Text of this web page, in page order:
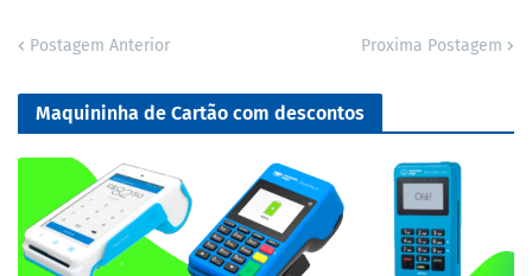
Postagem Anterior Proxima Postagem
Maquininha de Cartão com descontos